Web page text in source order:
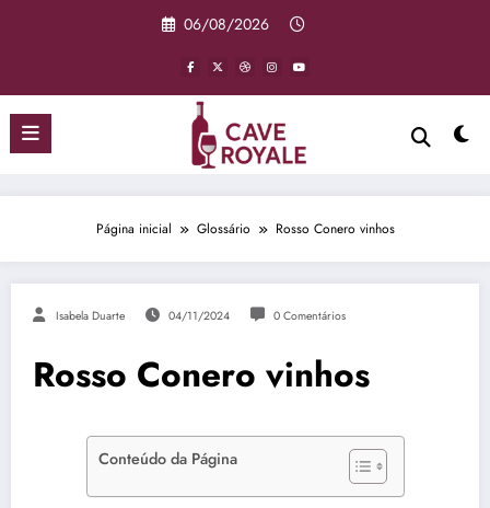
06/08/2026
Página inicial Glossário Rosso Conero vinhos
Isabela Duarte 04/11/2024 0 Comentários
Rosso Conero vinhos
Conteúdo da Página